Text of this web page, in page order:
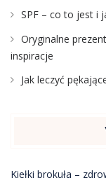
SPF – co to jest i
Oryginalne
inspiracje
Jak leczyć
Kiełki brokuła –